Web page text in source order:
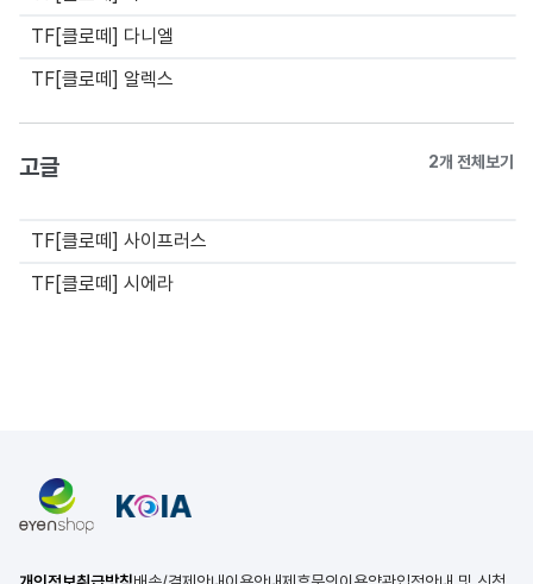
TF[클로떼] 다니엘
TF[클로떼] 알렉스
고글 2개 전체보기
TF[클로떼] 사이프러스
TF[클로떼] 시에라